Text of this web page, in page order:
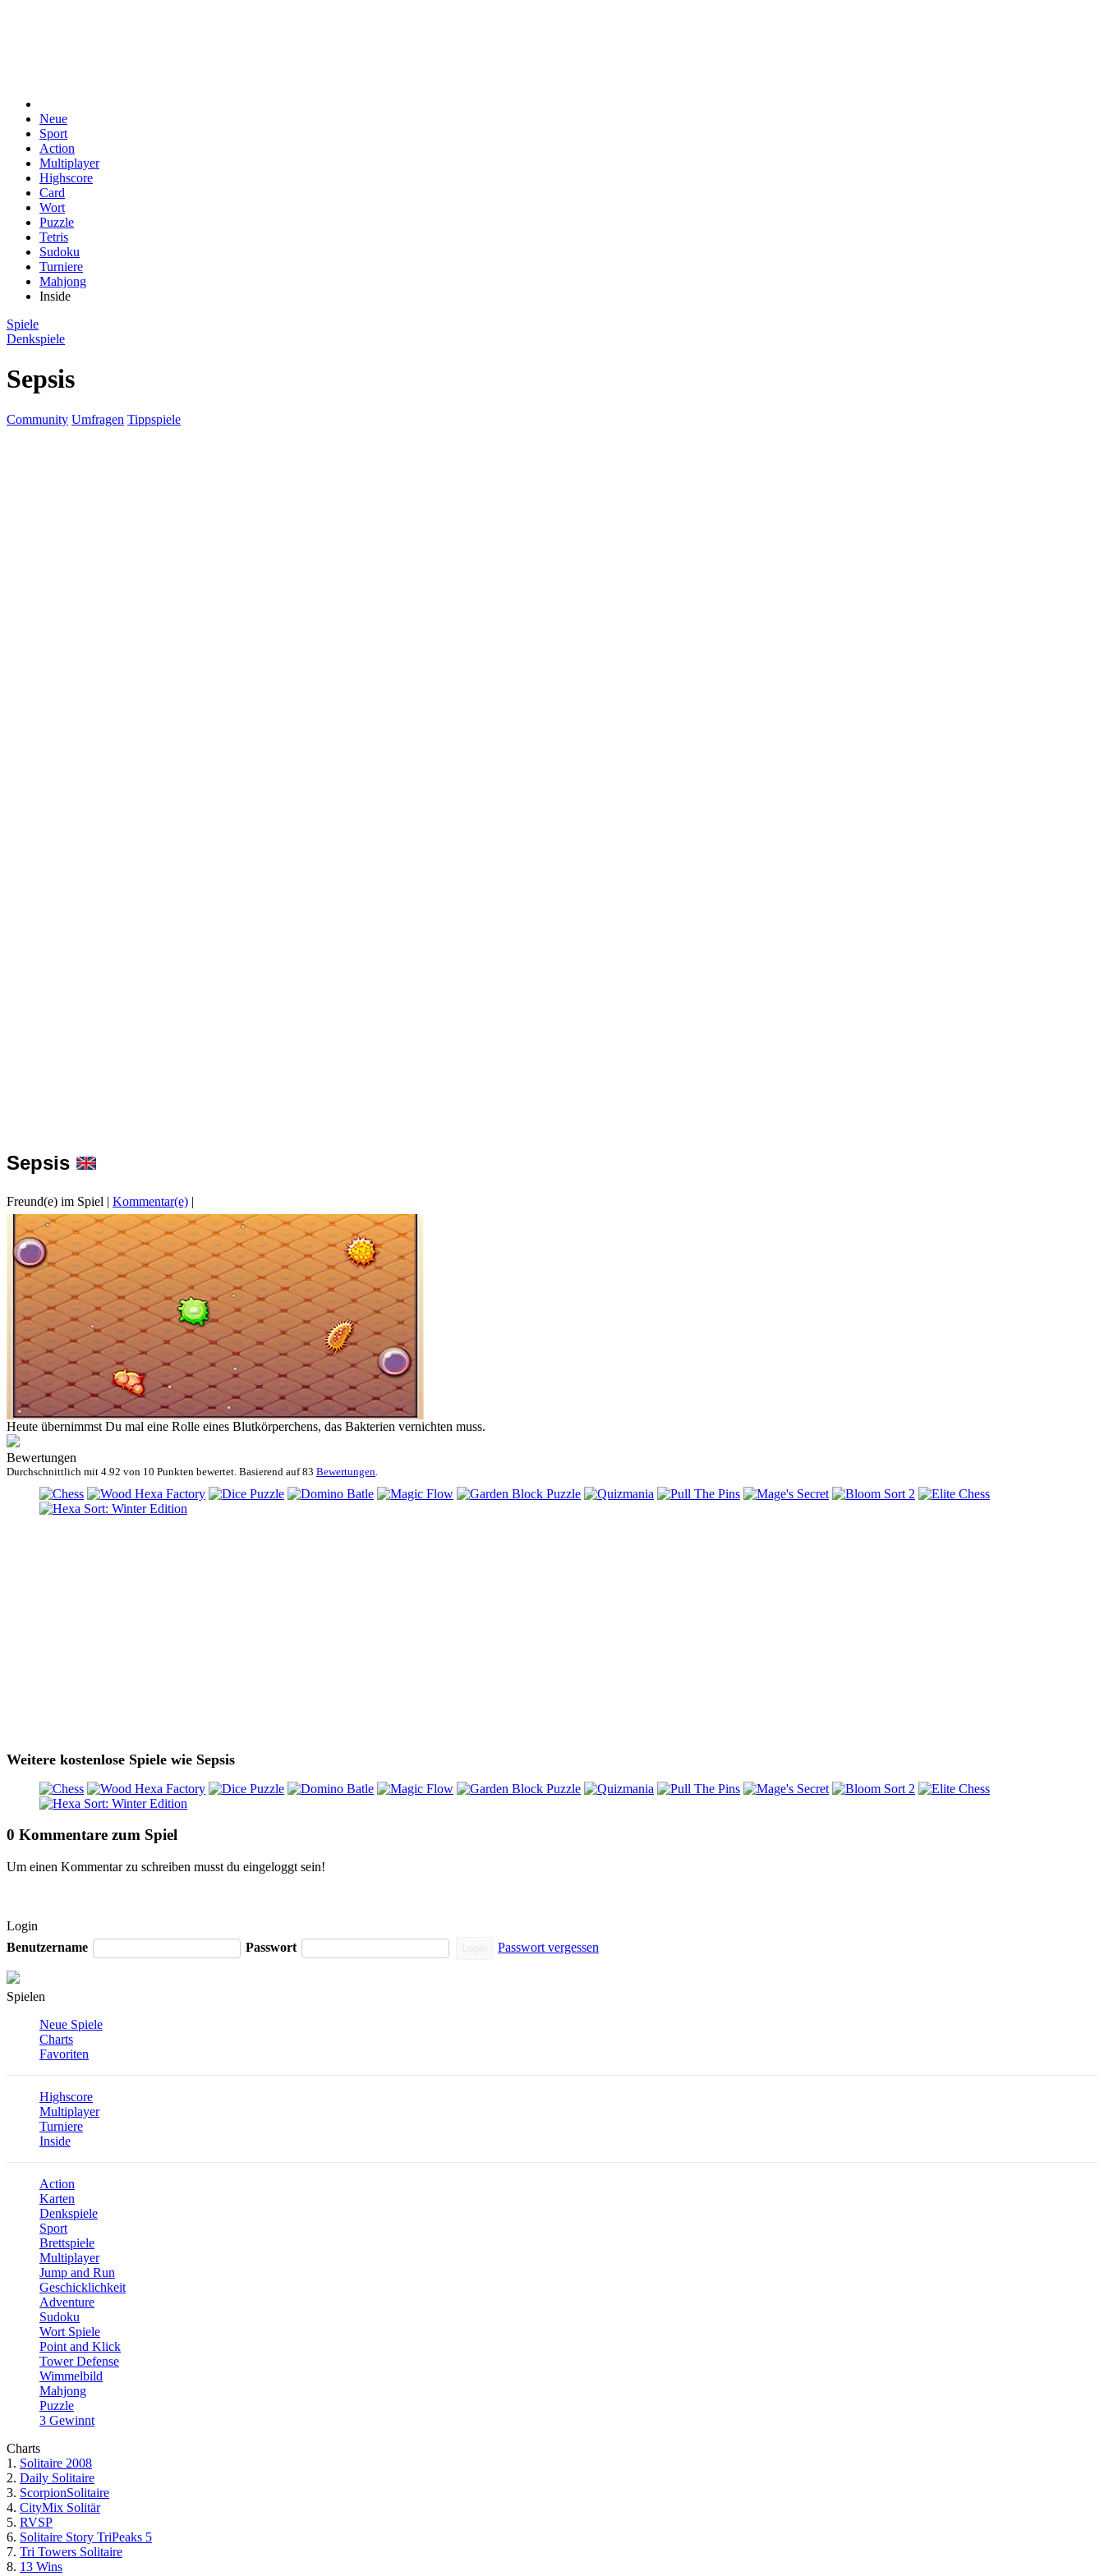
Neue
Sport
Action
Multiplayer
Highscore
Card
Wort
Puzzle
Tetris
Sudoku
Turniere
Mahjong
Inside
Spiele
Denkspiele
Sepsis
Community Umfragen Tippspiele
Sepsis
Freund(e) im Spiel | Kommentar(e) |
Heute übernimmst Du mal eine Rolle eines Blutkörperchens, das Bakterien vernichten muss.
Bewertungen
Durchschnittlich mit 4.92 von 10 Punkten bewertet. Basierend auf83 Bewertungen
Weitere kostenlose Spiele wie Sepsis
0 Kommentare zum Spiel
Um einen Kommentar zu schreiben musst du eingeloggt sein!
Login
Benutzername
Passwort Passwort vergessen
Spielen
Neue Spiele
Charts
Favoriten
Highscore
Multiplayer
Turniere
Inside
Action
Karten
Denkspiele
Sport
Brettspiele
Multiplayer
Jump and Run
Geschicklichkeit
Adventure
Sudoku
Wort Spiele
Point and Klick
Tower Defense
Wimmelbild
Mahjong
Puzzle
3 Gewinnt
Charts
1. Solitaire 2008
2. Daily Solitaire
3. ScorpionSolitaire
4. CityMix Solitär
5. RVSP
6. Solitaire Story TriPeaks 5
7. Tri Towers Solitaire
8. 13 Wins